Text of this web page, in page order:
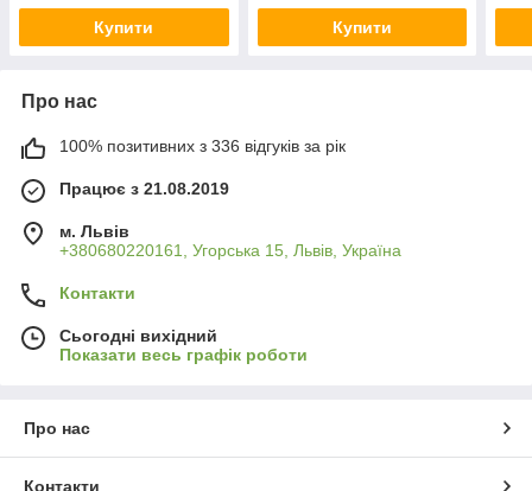
Купити Купити
Про нас
100% позитивних з 336 відгуків за рік
Працює з 21.08.2019
м. Львів
+380680220161, Угорська 15, Львів, Україна
Контакти
Сьогодні вихідний
Показати весь графік роботи
Про нас
Контакти